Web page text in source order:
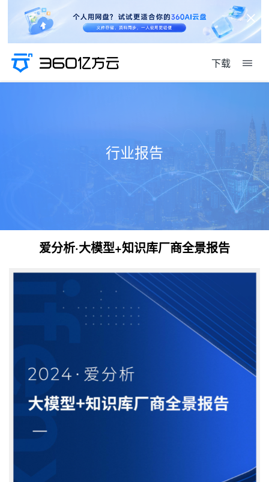
下载
行业报告
爱分析·大模型+知识库厂商全景报告